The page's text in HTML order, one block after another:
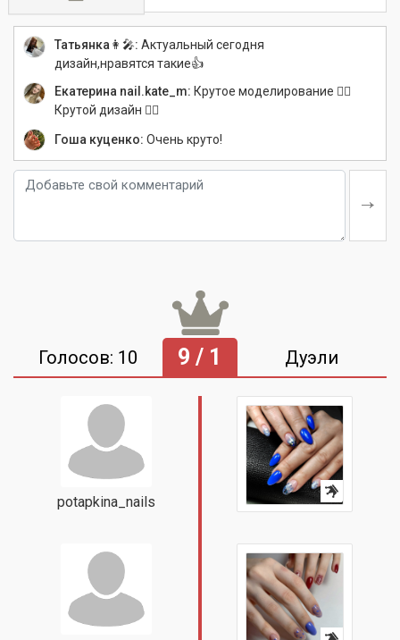
Татьянка👩‍🎤: Актуальный сегодня
дизайн,нравятся такие👍
Екатерина nail.kate_m: Крутое моделирование 👍🏻
Крутой дизайн 👍🏻
Гоша куценко: Очень круто!
Голосов: 10 9 / 1 Дуэли
potapkina_nails